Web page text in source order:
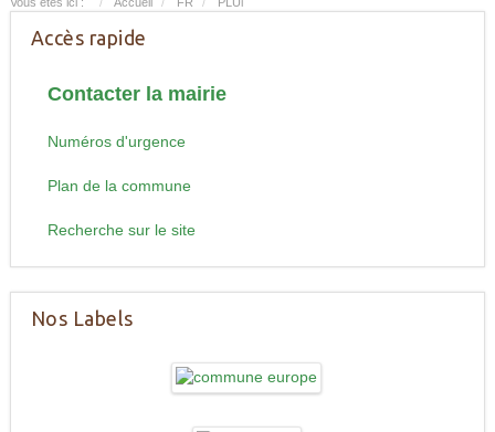
Accès rapide
Contacter la mairie
Numéros d'urgence
Plan de la commune
Recherche sur le site
Nos Labels